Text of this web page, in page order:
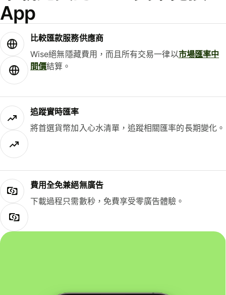
App
比較匯款服務供應商
Wise絕無隱藏費用，而且所有交易一律以市場匯率中
間價結算。
追蹤實時匯率
將首選貨幣加入心水清單，追蹤相關匯率的長期變化。
費用全免兼絕無廣告
下載過程只需數秒，免費享受零廣告體驗。